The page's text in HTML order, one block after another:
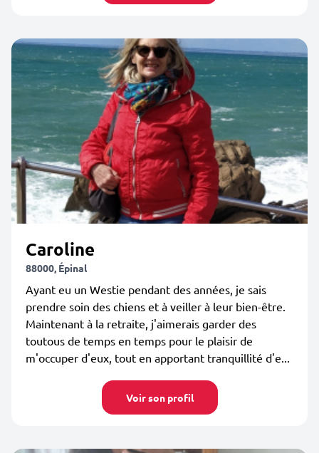
Caroline
88000, Épinal
Ayant eu un Westie pendant des années, je sais
prendre soin des chiens et à veiller à leur bien-être.
Maintenant à la retraite, j'aimerais garder des
toutous de temps en temps pour le plaisir de
m'occuper d'eux, tout en apportant tranquillité d'e...
Voir son profil